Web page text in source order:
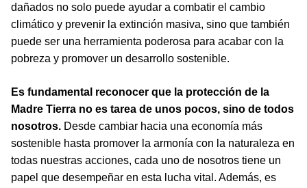
dañados no solo puede ayudar a combatir el cambio
climático y prevenir la extinción masiva, sino que también
puede ser una herramienta poderosa para acabar con la
pobreza y promover un desarrollo sostenible.
Es fundamental reconocer que la protección de la
Madre Tierra no es tarea de unos pocos, sino de todos
nosotros. Desde cambiar hacia una economía más
sostenible hasta promover la armonía con la naturaleza en
todas nuestras acciones, cada uno de nosotros tiene un
papel que desempeñar en esta lucha vital. Además, es